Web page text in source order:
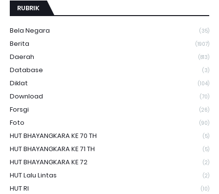
RUBRIK
Bela Negara (35)
Berita (1907)
Daerah (813)
Database (3)
Diklat (104)
Download (70)
Forsgi (26)
Foto (90)
HUT BHAYANGKARA KE 70 TH (5)
HUT BHAYANGKARA KE 71 TH (5)
HUT BHAYANGKARA KE 72 (2)
HUT Lalu Lintas (2)
HUT RI (10)